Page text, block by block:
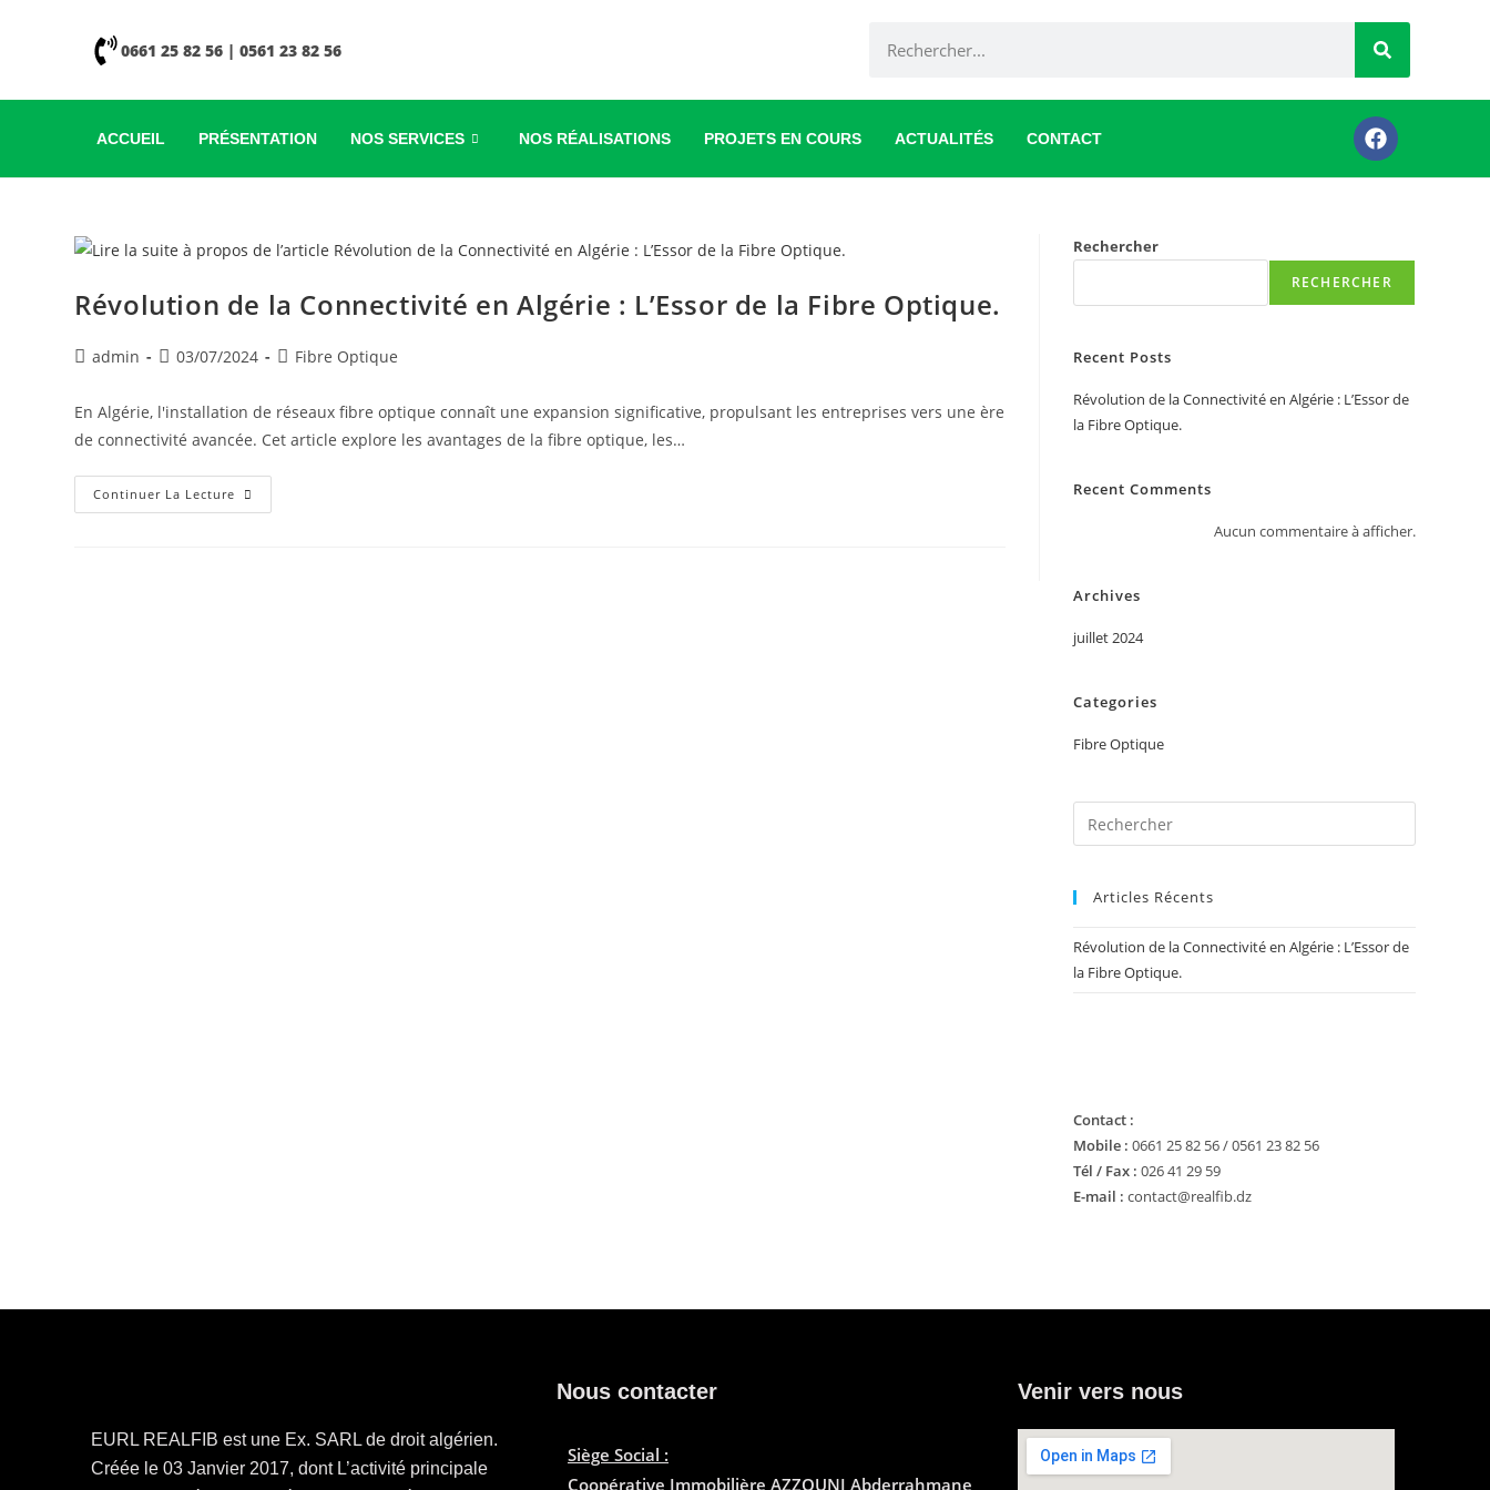
0661 25 82 56 | 0561 23 82 56
ACCUEIL PRÉSENTATION NOS SERVICES NOS RÉALISATIONS PROJETS EN COURS ACTUALITÉS CONTACT
Révolution de la Connectivité en Algérie : L’Essor de la Fibre Optique.
admin 03/07/2024 Fibre Optique
En Algérie, l'installation de réseaux fibre optique connaît une expansion significative, propulsant les entreprises vers une ère
de connectivité avancée. Cet article explore les avantages de la fibre optique, les…
Continuer La Lecture
Rechercher
RECHERCHER
Recent Posts
Révolution de la Connectivité en Algérie : L’Essor de
la Fibre Optique.
Recent Comments
Aucun commentaire à afficher.
Archives
juillet 2024
Categories
Fibre Optique
Articles Récents
Révolution de la Connectivité en Algérie : L’Essor de
la Fibre Optique.
Contact :
Mobile : 0661 25 82 56 / 0561 23 82 56
Tél / Fax : 026 41 29 59
E-mail : contact@realfib.dz
EURL REALFIB est une Ex. SARL de droit algérien.
Créée le 03 Janvier 2017, dont L’activité principale
Nous contacter
Siège Social :
Coopérative Immobilière AZZOUNI Abderrahmane
Venir vers nous